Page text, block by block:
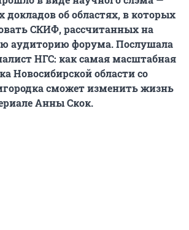
докладов об областях, в которых
СКИФ, рассчитанных на
аудиторию форума. Послушала
НГС: как самая масштабная
Новосибирской области со
сможет изменить жизнь
Анны Скок.